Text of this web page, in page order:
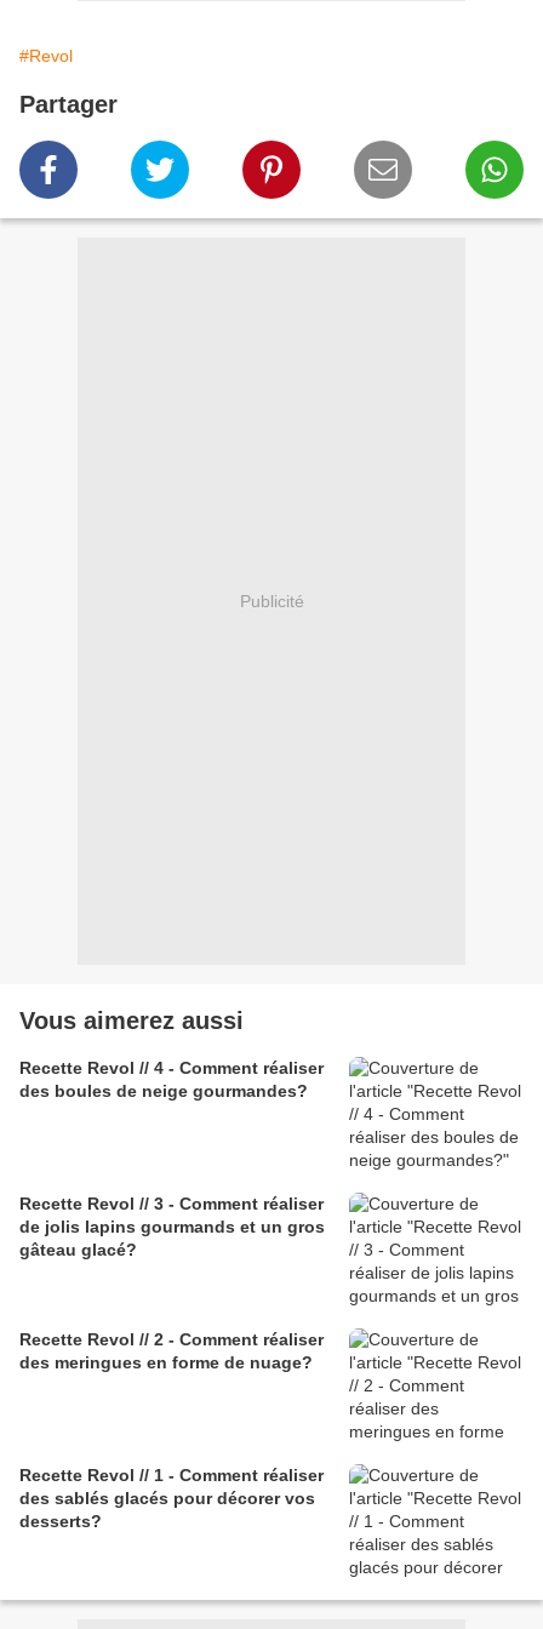
#Revol
Partager
Publicité
Vous aimerez aussi
Recette Revol // 4 - Comment réaliser
des boules de neige gourmandes?
Recette Revol // 3 - Comment réaliser
de jolis lapins gourmands et un gros
gâteau glacé?
Recette Revol // 2 - Comment réaliser
des meringues en forme de nuage?
Recette Revol // 1 - Comment réaliser
des sablés glacés pour décorer vos
desserts?